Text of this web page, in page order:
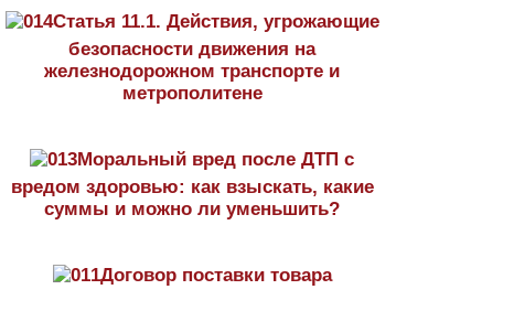
Статья 11.1. Действия, угрожающие
безопасности движения на
железнодорожном транспорте и
метрополитене
Моральный вред после ДТП с
вредом здоровью: как взыскать, какие
суммы и можно ли уменьшить?
Договор поставки товара